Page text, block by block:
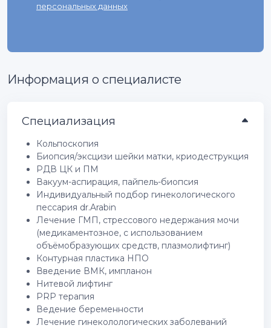
персональных данных
Информация о специалисте
Специализация
Кольпоскопия
Биопсия/эксцизи шейки матки, криодеструкция
РДВ ЦК и ПМ
Вакуум-аспирация, пайпель-биопсия
Индивидуальный подбор гинекологического
пессария dr.Arabin
Лечение ГМП, стрессового недержания мочи
(медикаментозное, с использованием
объёмобразующих средств, плазмолифтинг)
Контурная пластика НПО
Введение ВМК, импланон
Нитевой лифтинг
PRP терапия
Ведение беременности
Лечение гинеколологических заболеваний